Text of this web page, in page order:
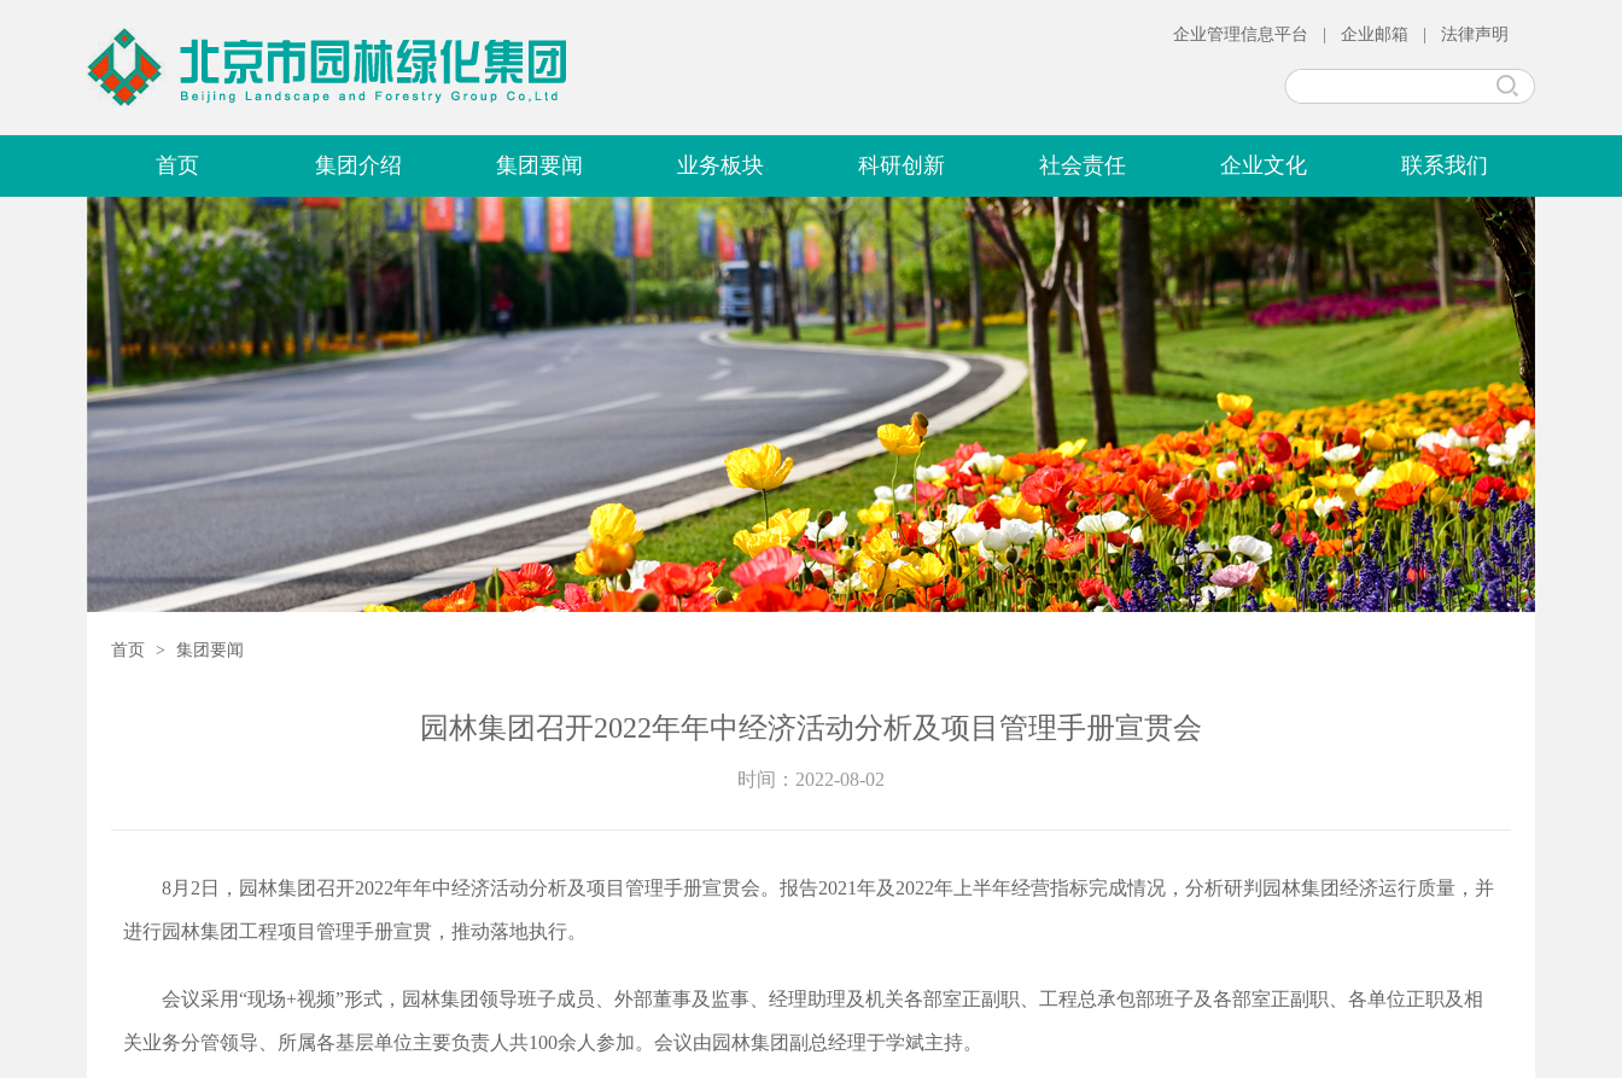
企业管理信息平台 企业邮箱 法律声明
首页 集团介绍 集团要闻 业务板块 科研创新 社会责任 企业文化 联系我们
首页 > 集团要闻
园林集团召开2022年年中经济活动分析及项目管理手册宣贯会
时间：2022-08-02
8月2日，园林集团召开2022年年中经济活动分析及项目管理手册宣贯会。报告2021年及2022年上半年经营指标完成情况，分析研判园林集团经济运行质量，并
进行园林集团工程项目管理手册宣贯，推动落地执行。
会议采用“现场+视频”形式，园林集团领导班子成员、外部董事及监事、经理助理及机关各部室正副职、工程总承包部班子及各部室正副职、各单位正职及相
关业务分管领导、所属各基层单位主要负责人共100余人参加。会议由园林集团副总经理于学斌主持。